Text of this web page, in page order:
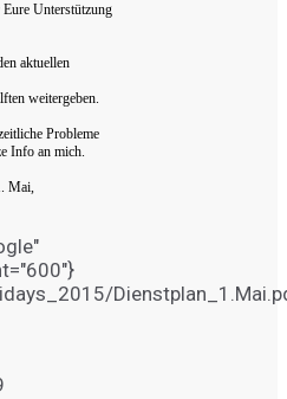
Unterstützung
aktuellen
weitergeben.
Probleme
Info an mich.
Mai,